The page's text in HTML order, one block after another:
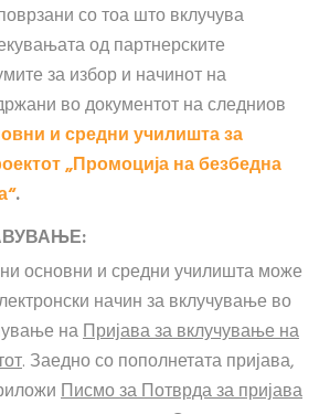
со тоа што вклучува
од партнерските
за избор и начинот на
во документот на следниов
и средни училишта за
„Промоција на безбедна
.
основни и средни училишта може
начин за вклучување во
наПријава за вклучување на
. Заедно со пополнетата пријава,
Писмо за Потврда за пријава